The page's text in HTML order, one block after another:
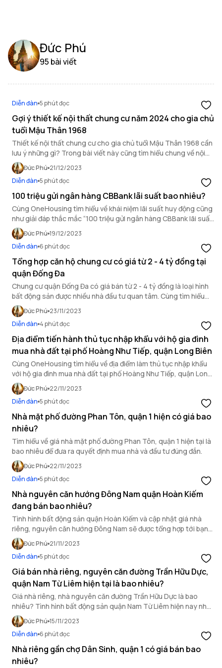
Đức Phú
95 bài viết
Diễn đàn 5 phút đọc
Gợi ý thiết kế nội thất chung cư năm 2024 cho gia chủ
tuổi Mậu Thân 1968
Thiết kế nội thất chung cư cho gia chủ tuổi Mậu Thân 1968 cần
lưu ý những gì? Trong bài viết này cũng tìm hiểu chung về nội
thất nhà ở năm 2024 cho những người sinh năm 1968.
Đức Phú 21/12/2023
Diễn đàn 5 phút đọc
100 triệu gửi ngân hàng CBBank lãi suất bao nhiêu?
Cùng OneHousing tìm hiểu về khái niệm lãi suất huy động cũng
như giải đáp thắc mắc “100 triệu gửi ngân hàng CBBank lãi suất
bao nhiêu” qua bài viết sau!
Đức Phú 19/12/2023
Diễn đàn 6 phút đọc
Tổng hợp căn hộ chung cư có giá từ 2 - 4 tỷ đồng tại
quận Đống Đa
Chung cư quận Đống Đa có giá bán từ 2 - 4 tỷ đồng là loại hình
bất động sản được nhiều nhà đầu tư quan tâm. Cùng tìm hiểu
các thông tin về chung cư có giá bán từ 2 - 4 tỷ tại quận Đống
Đa trong bài viết dưới đây.
Đức Phú 23/11/2023
Diễn đàn 4 phút đọc
Địa điểm tiến hành thủ tục nhập khẩu với hộ gia đình
mua nhà đất tại phố Hoàng Như Tiếp, quận Long Biên
Cùng OneHousing tìm hiểu về địa điểm làm thủ tục nhập khẩu
với hộ gia đình mua nhà đất tại phố Hoàng Như Tiếp, quận Long
Biên ngay sau đây.
Đức Phú 22/11/2023
Diễn đàn 5 phút đọc
Nhà mặt phố đường Phan Tôn, quận 1 hiện có giá bao
nhiêu?
Tìm hiểu về giá nhà mặt phố đường Phan Tôn, quận 1 hiện tại là
bao nhiêu để đưa ra quyết định mua nhà và đầu tư đúng đắn.
Đức Phú 22/11/2023
Diễn đàn 5 phút đọc
Nhà nguyên căn hướng Đông Nam quận Hoàn Kiếm
đang bán bao nhiêu?
Tình hình bất động sản quận Hoàn Kiếm và cập nhật giá nhà
riêng, nguyên căn hướng Đông Nam sẽ được tổng hợp tới bạn
đọc trong bài viết của OneHousing ngay dưới đây.
Đức Phú 21/11/2023
Diễn đàn 5 phút đọc
Giá bán nhà riêng, nguyên căn đường Trần Hữu Dực,
quận Nam Từ Liêm hiện tại là bao nhiêu?
Giá nhà riêng, nhà nguyên căn đường Trần Hữu Dực là bao
nhiêu? Tình hình bất động sản quận Nam Từ Liêm hiện nay như
thế nào? Cùng OneHousing khám phá trong bài viết dưới đây.
Đức Phú 15/11/2023
Diễn đàn 6 phút đọc
Nhà riêng gần chợ Dân Sinh, quận 1 có giá bán bao
nhiêu?